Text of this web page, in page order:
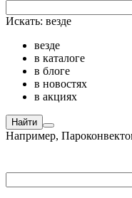
Искать: везде
везде
в каталоге
в блоге
в новостях
в акциях
Найти
Например,